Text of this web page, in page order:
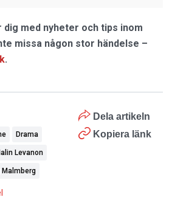
dig med nyheter och tips inom
missa någon stor händelse –
.
Dela artikeln
Kopiera länk
Drama
Levanon
Malmberg